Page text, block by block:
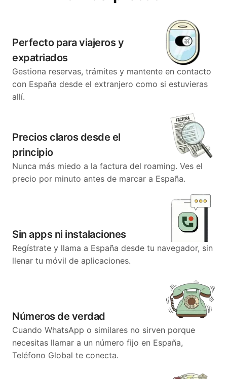
Perfecto para viajeros y
expatriados
Gestiona reservas, trámites y mantente en contacto
con España desde el extranjero como si estuvieras
allí.
Precios claros desde el
principio
Nunca más miedo a la factura del roaming. Ves el
precio por minuto antes de marcar a España.
Sin apps ni instalaciones
Regístrate y llama a España desde tu navegador, sin
llenar tu móvil de aplicaciones.
Números de verdad
Cuando WhatsApp o similares no sirven porque
necesitas llamar a un número fijo en España,
Teléfono Global te conecta.